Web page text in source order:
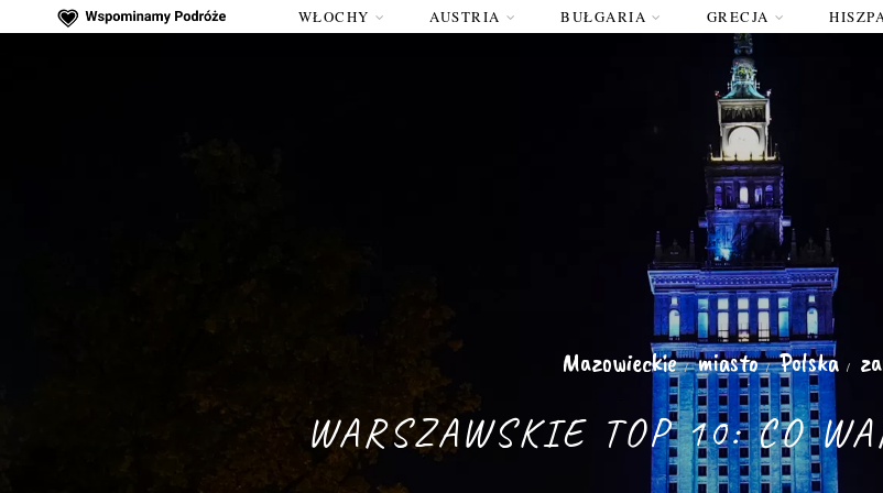
WŁOCHY AUSTRIA BUŁGARIA GRECJA
Mazowieckie / miasto / Polska /
WARSZAWSKIE TOP 10: CO